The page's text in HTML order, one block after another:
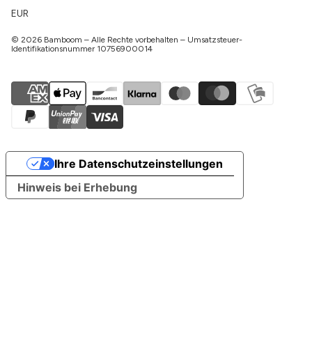
EUR
© 2026 Bamboom – Alle Rechte vorbehalten – Umsatzsteuer-
Identifikationsnummer 10756900014
Hinweis bei Erhebung
Ihre Datenschutzeinstellungen